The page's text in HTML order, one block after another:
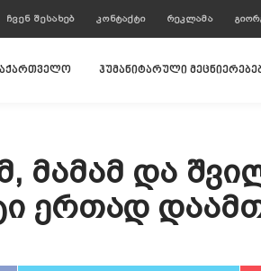
ᲩᲕᲔᲜ ᲨᲔᲡᲐᲮᲔᲑ ᲙᲝᲜᲢᲐᲥᲢᲘ ᲠᲔᲙᲚᲐᲛᲐ
ჰუმანიტარული
Მამამ Და
Ერთად